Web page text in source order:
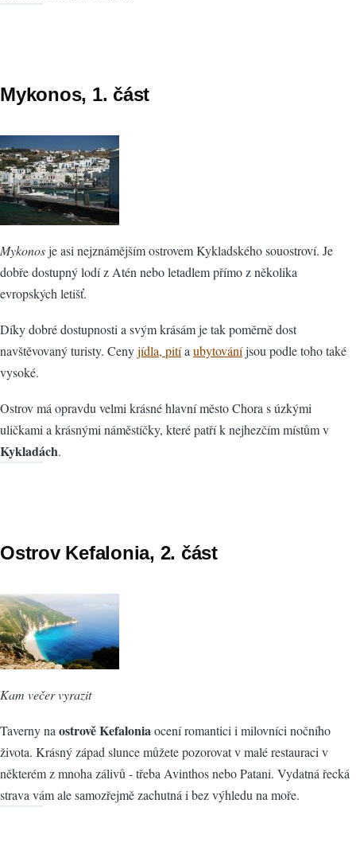
Mykonos, 1. část
Mykonosje asi nejznámějším ostrovem Kykladského souostroví. Je
dobře dostupný lodí z Atén nebo letadlem přímo z několika
evropských letišť.
Díky dobré dostupnosti a svým krásám je tak poměrně dost
navštěvovaný turisty. Cenyjídla, pitíaubytováníjsou podle toho také
vysoké.
Ostrov má opravdu velmi krásné hlavní město Chora s úzkými
uličkami a krásnými náměstíčky, které patří k nejhezčím místům v
Kykladách.
Ostrov Kefalonia, 2. část
Kam večer vyrazit
Taverny na ostrově Kefaloniaocení romantici i milovníci nočního
života. Krásný západ slunce můžete pozorovat v malé restauraci v
některém z mnoha zálivů - třeba Avinthos nebo Patani. Vydatná řecká
strava vám ale samozřejmě zachutná i bez výhledu na moře.